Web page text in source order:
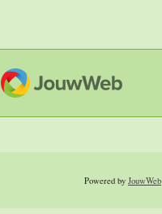
JouwWeb
Powered byJouwWeb